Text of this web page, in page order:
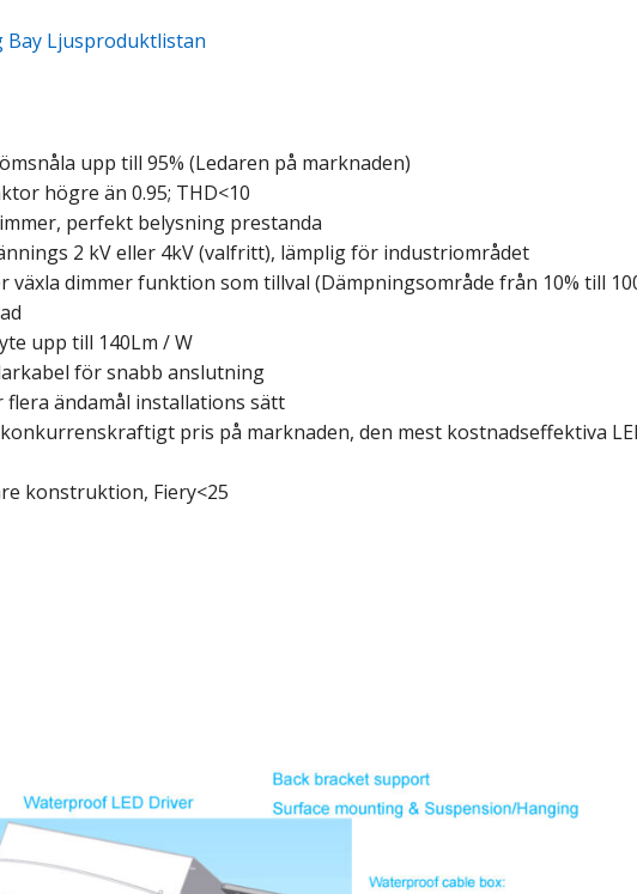
Bay Ljusproduktlistan
upp till 95% (Ledaren på marknaden)
högre än 0.95; THD<10
perfekt belysning prestanda
2 kV eller 4kV (valfritt), lämplig för industriområdet
växla dimmer funktion som tillval (Dämpningsområde från 10% till
upp till 140Lm / W
för snabb anslutning
flera ändamål installations sätt
pris på marknaden, den mest kostnadseffektiva
konstruktion, Fiery<25